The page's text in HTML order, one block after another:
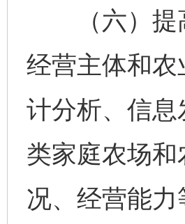
（六）提高
经营主体和
计分析、信
类家庭农场
况、经营能